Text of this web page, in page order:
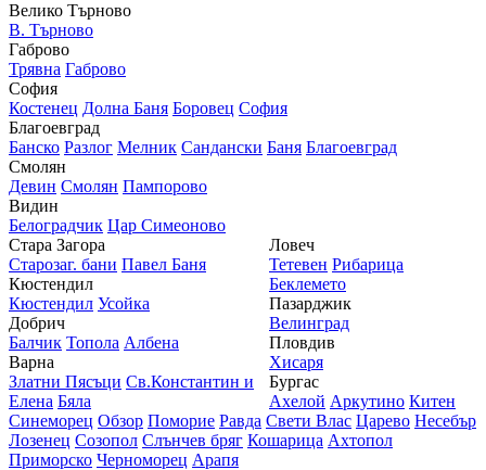
Велико Търново
В. Търново
Габрово
Трявна Габрово
София
Костенец Долна Баня Боровец София
Благоевград
Банско Разлог Мелник Сандански Баня Благоевград
Смолян
Девин Смолян Пампорово
Видин
Белоградчик Цар Симеоново
Стара Загора
Старозаг. бани Павел Баня
Кюстендил
Кюстендил Усойка
Добрич
Балчик Топола Албена
Варна
Златни Пясъци Св.Константин и
Елена Бяла
Ловеч
Тетевен Рибарица
Беклемето
Пазарджик
Велинград
Пловдив
Хисаря
Бургас
Ахелой Аркутино Китен
Синеморец Обзор Поморие Равда Свети Влас Царево Несебър
Лозенец Созопол Слънчев бряг Кошарица Ахтопол
Приморско Черноморец Арапя